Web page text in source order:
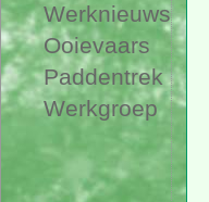
Werknieuws
Ooievaars
Paddentrek
Werkgroep